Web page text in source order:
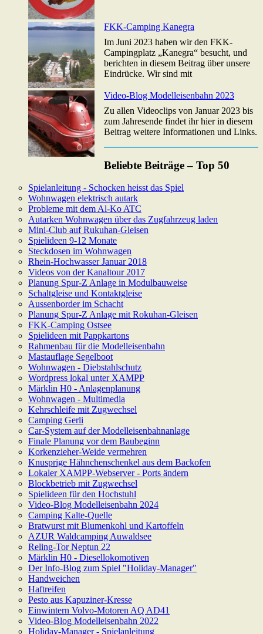
FKK-Camping Kanegra
Im Juni 2023 haben wir den FKK-
Campingplatz „Kanegra“ besucht, und
berichten in diesem Beitrag über unsere
Eindrücke. Wir sind mit
Video-Blog Modelleisenbahn 2023
Zu allen Videoclips von Januar 2023 bis
zum Jahresende findet ihr hier in diesem
Beitrag weitere Informationen und Links.
Beliebte Beiträge – Top 50
Spielanleitung - Schocken heisst das Spiel
Wohnwagen elektrisch autark
Probleme mit dem Al-Ko ATC
Autarken Wohnwagen über das Zugfahrzeug laden
Mini-Club auf Rukuhan-Gleisen
Spielideen 9-12 Monate
Steckdosen im Wohnwagen
Rhein-Hochwasser Januar 2018
Videos von der Kanaltour 2017
Planung Spur-Z Anlage in Modulbauweise
Schaltgleise und Kontaktgleise
Aussenborder im Schacht
Planung Spur-Z Anlage mit Rokuhan-Gleisen
FKK-Camping Ostsee
Spielideen mit Pappkartons
Rahmenbau für die Modelleisenbahn
Mastauflage Segelboot
Wohnwagen - Diebstahlschutz
Wordpress lokal unter XAMPP
Märklin H0 - Anlagenplanung
Wohnwagen - Multimedia
Kehrschleife mit Zugwechsel
Camping Gerli
Car-System auf der Modelleisenbahnanlage
Finale Planung vor dem Baubeginn
Korkenzieher-Weide vermehren
Knusprige Hähnchenschenkel aus dem Backofen
Lokaler XAMPP-Webserver - Ports ändern
Blockbetrieb mit Zugwechsel
Spielideen für den Hochstuhl
Video-Blog Modelleisenbahn 2024
Camping Kalte-Quelle
Bratwurst mit Blumenkohl und Kartoffeln
AZUR Waldcamping Auwaldsee
Reling-Tor Neptun 22
Märklin H0 - Diesellokomotiven
Der Info-Blog zum Spiel "Holiday-Manager"
Handweichen
Haftreifen
Pesto aus Kapuziner-Kresse
Einwintern Volvo-Motoren AQ AD41
Video-Blog Modelleisenbahn 2022
Holiday-Manager - Spielanleitung